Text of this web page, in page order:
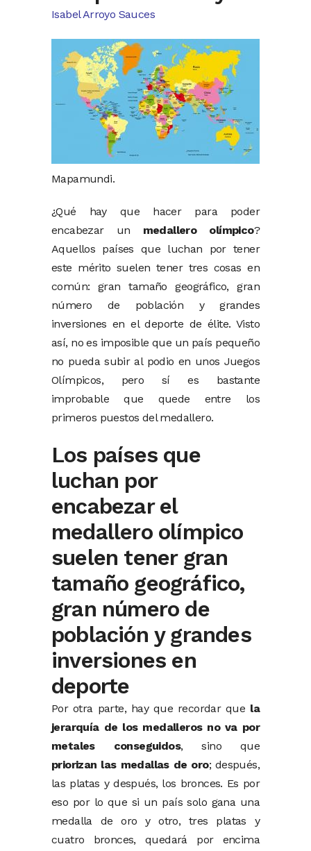
Isabel Arroyo Sauces
Mapamundi.
¿Qué hay que hacer para poder
encabezar un medallero olímpico?
Aquellos países que luchan por tener
este mérito suelen tener tres cosas en
común: gran tamaño geográfico, gran
número de población y grandes
inversiones en el deporte de élite. Visto
así, no es imposible que un país pequeño
no pueda subir al podio en unos Juegos
Olímpicos, pero sí es bastante
improbable que quede entre los
primeros puestos del medallero.
Los países que
luchan por
encabezar el
medallero olímpico
suelen tener gran
tamaño geográfico,
gran número de
población y grandes
inversiones en
deporte
Por otra parte, hay que recordar que la
jerarquía de los medalleros no va por
metales conseguidos, sino que
priorizan las medallas de oro; después,
las platas y después, los bronces. Es por
eso por lo que si un país solo gana una
medalla de oro y otro, tres platas y
cuatro bronces, quedará por encima